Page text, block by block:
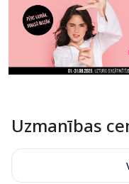
Uzmanības